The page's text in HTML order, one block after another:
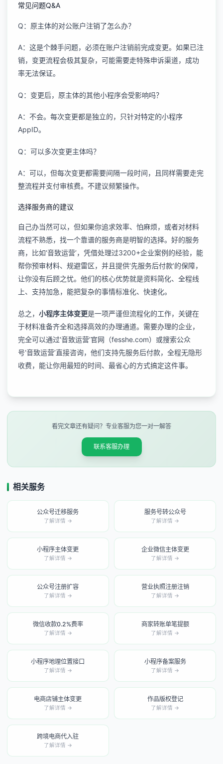
常见问题Q&A
Q：原主体的对公账户注销了怎么办？
A：这是个棘手问题，必须在账户注销前完成变更。如果已注
销，变更流程会极其复杂，可能需要走特殊申诉渠道，成功
率无法保证。
Q：变更后，原主体的其他小程序会受影响吗？
A：不会。每次变更都是独立的，只针对特定的小程序
AppID。
Q：可以多次变更主体吗？
A：可以，但每次变更都需要间隔一段时间，且同样需要走完
整流程并支付审核费。不建议频繁操作。
选择服务商的建议
自己办当然可以，但如果你追求效率、怕麻烦，或者对材料
流程不熟悉，找一个靠谱的服务商是明智的选择。好的服务
商，比如‘音致运营’，凭借处理过3200+企业案例的经验，能
帮你预审材料、规避雷区，并且提供‘先服务后付款’的保障，
让你没有后顾之忧。他们的核心优势就是资料简化、全程线
上、支持加急，能把复杂的事情标准化、快速化。
总之， 小程序主体变更是一项严谨但流程化的工作，关键在
于材料准备齐全和选择高效的办理通道。需要办理的企业，
完全可以通过‘音致运营’官网（fesshe.com）或搜索公众
号‘音致运营’直接咨询，他们支持先服务后付款，全程无隐形
收费，能让你用最短的时间、最省心的方式搞定这件事。
看完文章还有疑问？专业客服为您一对一解答
联系客服办理
相关服务
公众号迁移服务
了解详情 →
服务号转公众号
了解详情 →
小程序主体变更
了解详情 →
企业微信主体变更
了解详情 →
公众号注册扩容
了解详情 →
营业执照注册注销
了解详情 →
微信收款0.2%费率
了解详情 →
商家转账单笔提额
了解详情 →
小程序地理位置接口
了解详情 →
小程序备案服务
了解详情 →
电商店铺主体变更
了解详情 →
作品版权登记
了解详情 →
跨境电商代入驻
了解详情 →